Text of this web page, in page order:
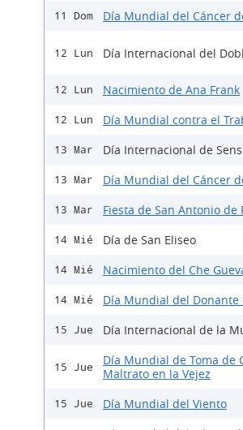
11 Dom Día Mundial del Cáncer
12 Lun Día Internacional del
12 Lun Nacimiento de Ana Frank
12 Lun Día Mundial contra el
13 Mar Día Internacional de
13 Mar Día Mundial del Cáncer
13 Mar Fiesta de San Antonio de
14 Mié Día de San Eliseo
14 Mié Nacimiento del Che
14 Mié Día Mundial del Donante
15 Jue Día Internacional de la
15 Jue
Día Mundial de Toma de
Maltrato en la Vejez
15 Jue Día Mundial del Viento